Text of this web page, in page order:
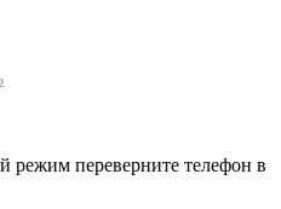
режим переверните телефон в